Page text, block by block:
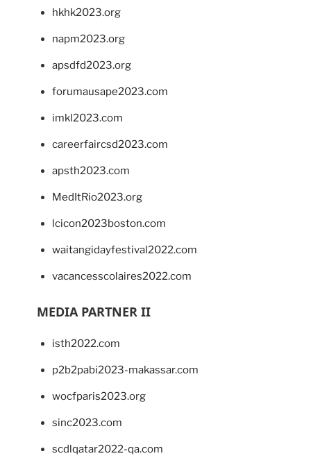
hkhk2023.org
napm2023.org
apsdfd2023.org
forumausape2023.com
imkl2023.com
careerfaircsd2023.com
apsth2023.com
MedItRio2023.org
lcicon2023boston.com
waitangidayfestival2022.com
vacancesscolaires2022.com
MEDIA PARTNER II
isth2022.com
p2b2pabi2023-makassar.com
wocfparis2023.org
sinc2023.com
scdlqatar2022-qa.com